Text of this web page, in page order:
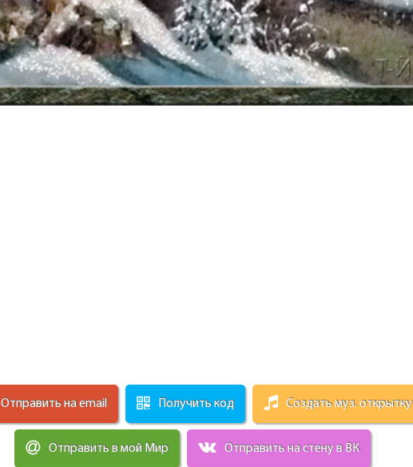
Отправить на email Получить код Создать муз. открытку
Отправить в мой Мир Отправить на стену в ВК